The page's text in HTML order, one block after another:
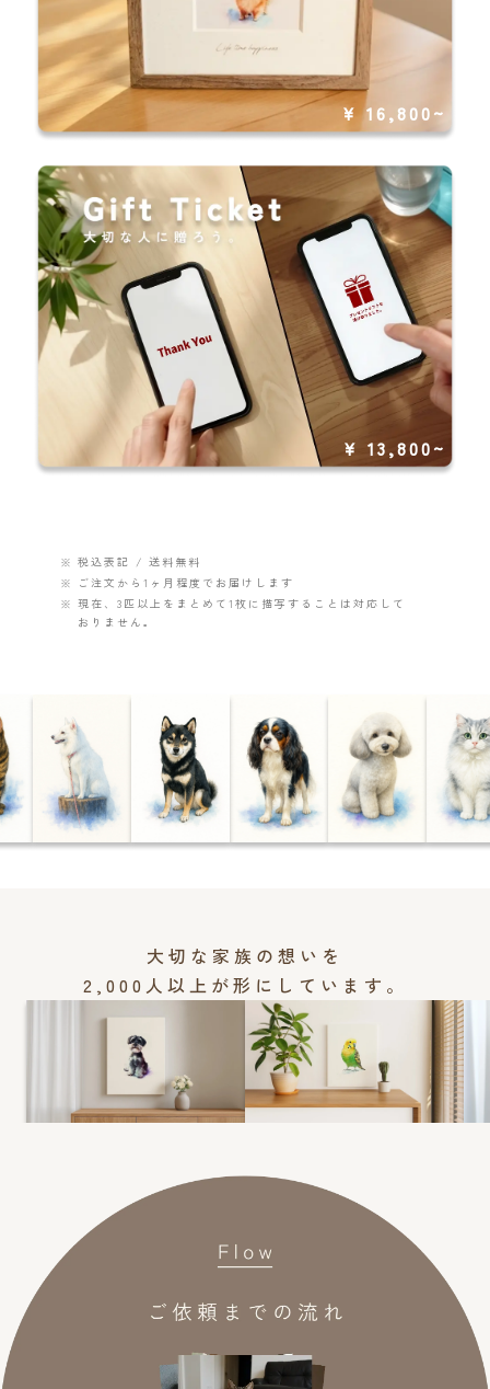
¥ 16,800~
¥ 13,800~
税込表記 / 送料無料
ご注文から1ヶ月程度でお届けします
現在、3匹以上をまとめて1枚に描写することは対応して
おりません。
大切な家族の想いを
2,000人以上が形にしています。